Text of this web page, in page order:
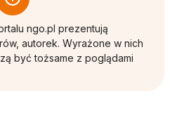
ngo.pl prezentują
autorek. Wyrażone w nich
być tożsame z poglądami